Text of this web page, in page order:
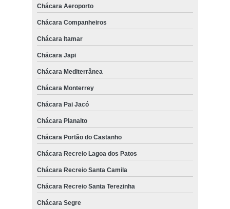
Chácara Aeroporto
Chácara Companheiros
Chácara Itamar
Chácara Japi
Chácara Mediterrânea
Chácara Monterrey
Chácara Pai Jacó
Chácara Planalto
Chácara Portão do Castanho
Chácara Recreio Lagoa dos Patos
Chácara Recreio Santa Camila
Chácara Recreio Santa Terezinha
Chácara Segre